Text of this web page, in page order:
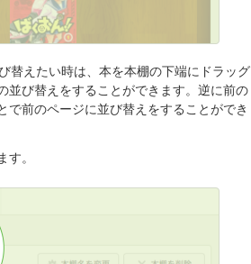
替えたい時は、本を本棚の下端にドラッグ
並び替えをすることができます。逆に前の
前のページに並び替えをすることができ
。